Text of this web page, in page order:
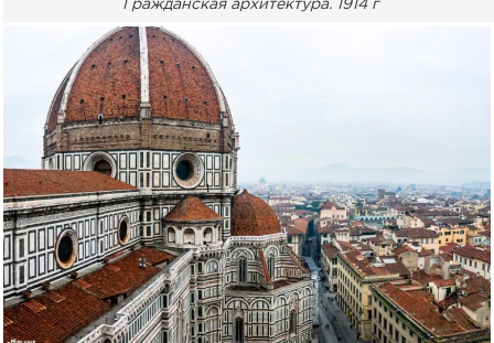
Гражданская архитектура. 1914 г